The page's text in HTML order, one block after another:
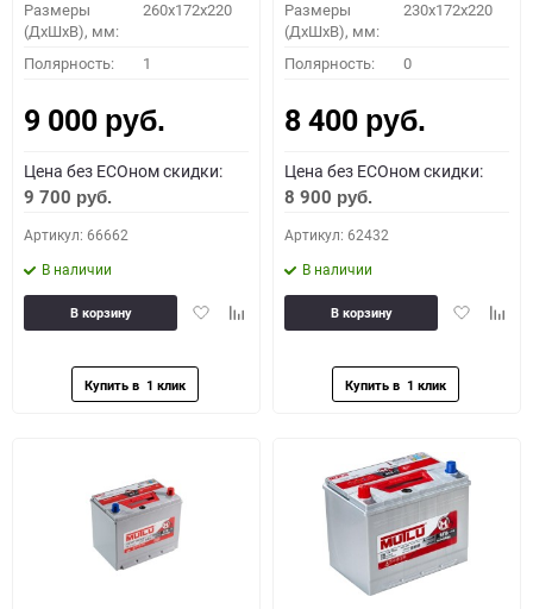
Размеры
(ДхШхВ), мм:
260x172x220
Полярность: 1
9 000 руб.
Цена без ECOном скидки:
9 700 руб.
Артикул: 66662
В наличии
ДобавитьДобавить
В корзину
Размеры
(ДхШхВ), мм:
230x172x220
Полярность: 0
8 400 руб.
Цена без ECOном скидки:
8 900 руб.
Артикул: 62432
В наличии
Добавить
В корзину